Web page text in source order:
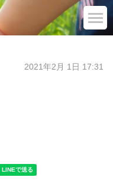
2021年2月 1日 17:31